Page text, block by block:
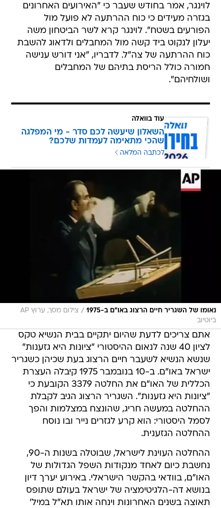
לוינגר, אמר בחודש שעבר כי "האירועים האחרונים
בגזרה מעידים כי כוח ההרתעה לא פועל מול
הפורעים בשטח". לוינגר קרא לשר הביטחון משה
יעלון לנקוט ביד קשה מול המחבלים ולדאוג להשבת
כוח ההרתעה של צה"ל. לדבריו, "אני דורש ענישה
חמורה כולל הריסת בתיהם של המחבלים
ושולחיהם".
עוד בוואלה
השאלון שיעשה לכם סדר - מי המפלגה
שהכי מתאימה לעמדות שלכם?
לכתבה המלאה
נאומו של השגריר חיים הרצוג באו"ם ב-1975 /
צילום מסך, ערוץ AP
ביוטיוב
אתם צריכים לדעת שהיום יתקיים בבית הנשיא טקס
לציון 40 שנה לנאום ההיסטורי "ציונות היא גזענות"
שנשא הנשיא לשעבר חיים הרצוג בעת שכיהן כשגריר
ישראל באו"ם. ב-10 בנובמבר 1975 קיבלה העצרת
הכללית של האו"ם את החלטה 3379 הקובעת כי
"ציונות היא גזענות". השגריר הרצוג הגיב לקבלת
ההחלטה במעשה חריג, שהונצח במצלמות והפך
לסמל היסטורי: הוא קרע לגזרים נייר ובו נוסח
ההחלטה הגזענית.
ההחלטה העוינת לישראל, שבוטלה בשנות ה-90,
נחשבת כיום לאחד מנקודות השפל הגדולות של
האו"ם, בוודאי בהקשר הישראלי. באירוע יערך דיון
בנושא דה-הלגיטימציה של ישראל בעולם שתופס
תאוצה בשנים האחרונות וינחה אותו תא"ל במיל'